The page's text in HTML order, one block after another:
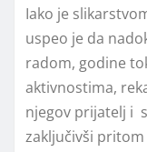
Iako je
uspeo je da
radom, godine
aktivnostima,
njegov prijatelj i
zaključivši